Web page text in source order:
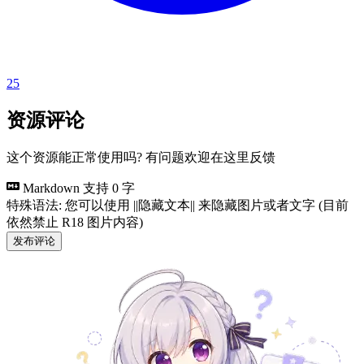
25
资源评论
这个资源能正常使用吗? 有问题欢迎在这里反馈
Markdown 支持 0 字
特殊语法: 您可以使用 ||隐藏文本|| 来隐藏图片或者文字 (目前
依然禁止 R18 图片内容)
发布评论